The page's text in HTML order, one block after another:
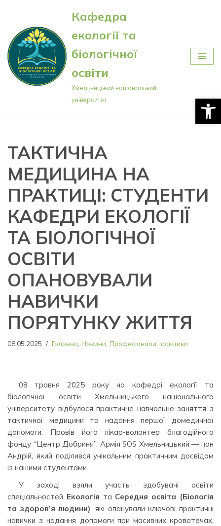
Перейти
до
вмісту
Кафедра
екології та
біологічної
освіти
Хмельницький національний
університет
ТАКТИЧНА
МЕДИЦИНА НА
ПРАКТИЦІ: СТУДЕНТИ
КАФЕДРИ ЕКОЛОГІЇ
ТА БІОЛОГІЧНОЇ
ОСВІТИ
ОПАНОВУВАЛИ
НАВИЧКИ
ПОРЯТУНКУ ЖИТТЯ
08.05.2025 Головна Новини Професіонали практики
08 травня 2025 року на кафедрі екології та
біологічної освіти Хмельницького національного
університету відбулося практичне навчальне заняття з
тактичної медицини та надання першої домедичної
допомоги. Провів його лікар-волонтер благодійного
фонду “Центр Добриня”, Армія SOS Хмельницький — пан
Андрій, який поділився унікальним практичним досвідом
із нашими студентами.
У заході взяли участь здобувачі освіти
спеціальностей Екологія та Середня освіта (Біологія
та здоров’я людини), які опанували ключові практичні
навички з надання допомоги при масивних кровотечах,